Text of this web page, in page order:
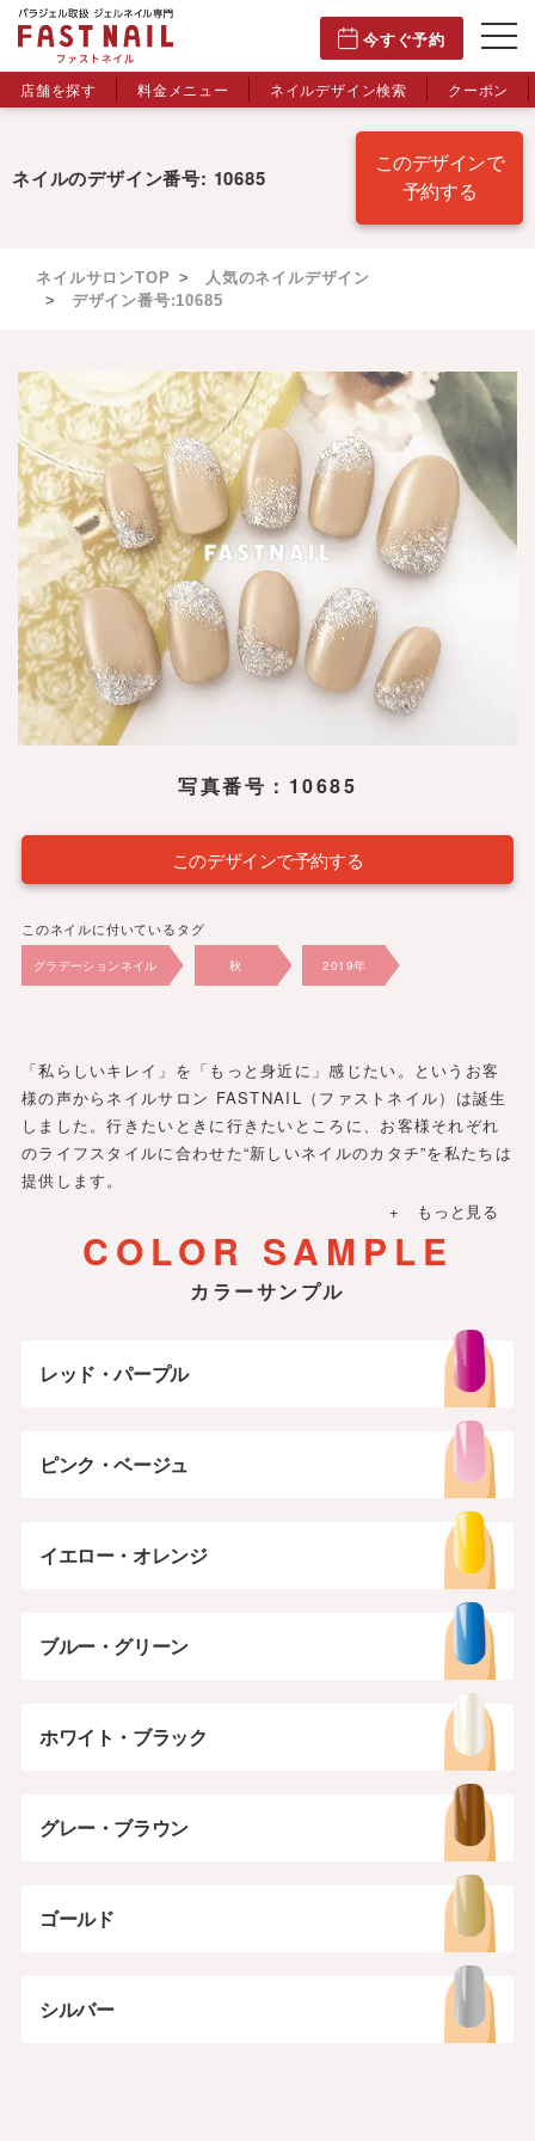
今すぐ予約
店舗を探す 料金メニュー ネイルデザイン検索 クーポン
ネイルのデザイン番号: 10685
このデザインで
予約する
ネイルサロンTOP
人気のネイルデザイン
デザイン番号:10685
写真番号：10685
このデザインで予約する
このネイルに付いているタグ
グラデーションネイル 秋 2019年
+ もっと見る
「私らしいキレイ」を「もっと身近に」感じたい。というお客
様の声からネイルサロン FASTNAIL（ファストネイル）は誕生
しました。行きたいときに行きたいところに、お客様それぞれ
のライフスタイルに合わせた“新しいネイルのカタチ”を私たちは
提供します。
COLOR SAMPLE
カラーサンプル
レッド・パープル
ピンク・ベージュ
イエロー・オレンジ
ブルー・グリーン
ホワイト・ブラック
グレー・ブラウン
ゴールド
シルバー